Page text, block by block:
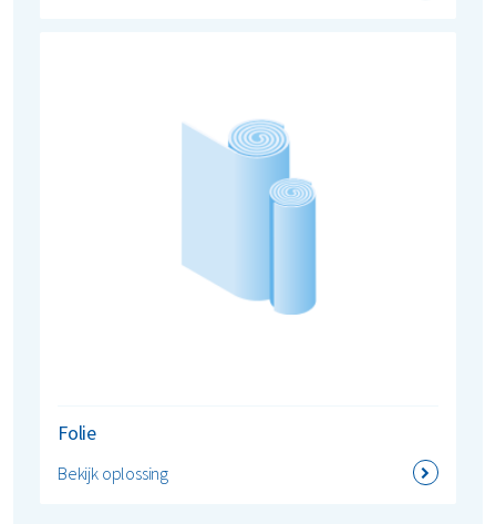
Folie
Bekijk oplossing